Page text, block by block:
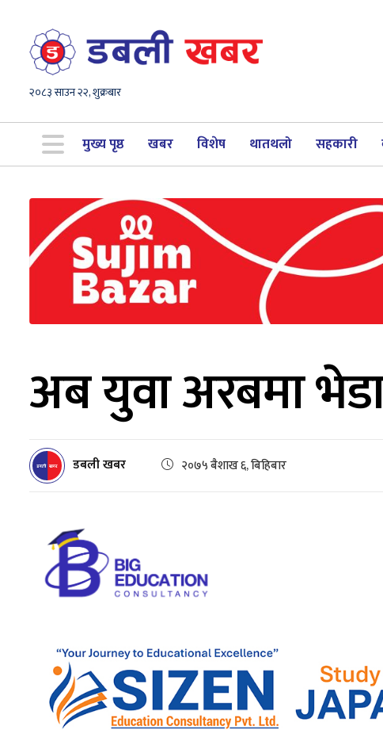
२०८३ साउन २२, शुक्रबार
मुख्य पृष्ठ खबर विशेष थातथलो सहकारी
अब युवा अरबमा भेडा
डबली खबर २०७५ बैशाख ६, बिहिबार